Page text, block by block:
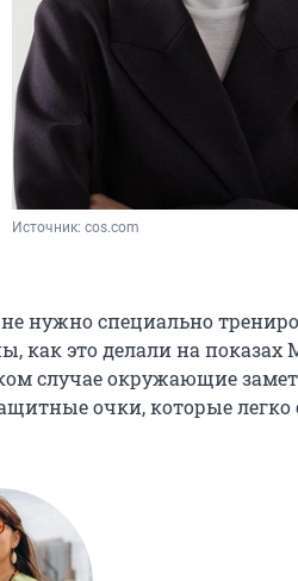
Источник: cos.com
нужно специально
как это делали на показах
случае окружающие
очки, которые